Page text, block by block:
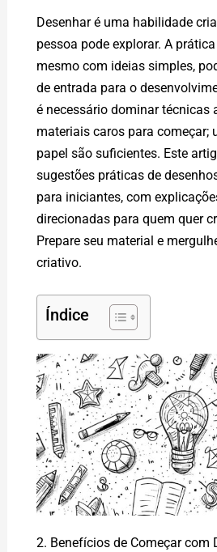
Desenhar é uma habilidade
pessoa pode explorar. A
mesmo com ideias simples,
de entrada para o
é necessário dominar técnicas
materiais caros para começar;
papel são suficientes. Este
sugestões práticas de
para iniciantes, com
direcionadas para quem quer
Prepare seu material e
criativo.
Índice
2. Benefícios de Começar com